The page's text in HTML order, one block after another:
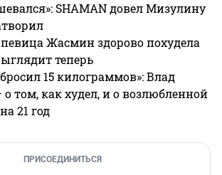
SHAMAN довел Мизулину
певица Жасмин здорово похудела
теперь
15 килограммов»: Влад
том, как худел, и о возлюбленной
21 год
ПРИСОЕДИНИТЬСЯ